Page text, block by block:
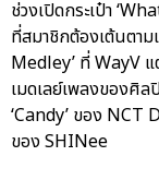
ช่วงเปิดกระเป๋า
ที่สมาชิกต้องเต้นตา
Medley’ ที่ WayV
เมดเลย์เพลงของศิ
‘Candy’ ของ NCT
ของ SHINee